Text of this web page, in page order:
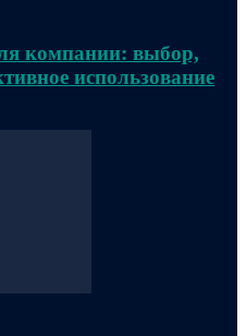
компании: выбор,
использование